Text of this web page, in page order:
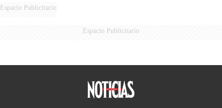
Espacio Publicitario
Espacio Publicitario